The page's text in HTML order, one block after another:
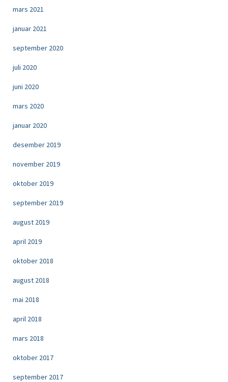
mars 2021
januar 2021
september 2020
juli 2020
juni 2020
mars 2020
januar 2020
desember 2019
november 2019
oktober 2019
september 2019
august 2019
april 2019
oktober 2018
august 2018
mai 2018
april 2018
mars 2018
oktober 2017
september 2017